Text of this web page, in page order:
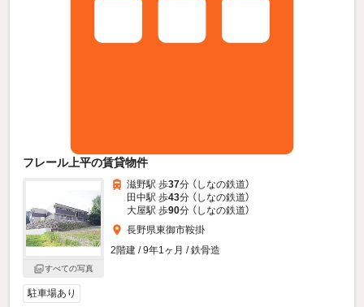
フレール上平の賃貸物件
すべての写真
滋野駅 歩37分 （しなの鉄道）
田中駅 歩43分 （しなの鉄道）
大屋駅 歩90分 （しなの鉄道）
長野県東御市鞍掛
2階建 / 9年1ヶ月 / 鉄骨造
駐車場あり